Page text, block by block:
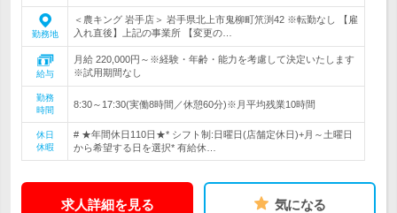
勤務地
＜農キング 岩手店＞ 岩手県北上市鬼柳町笊渕42 ※転勤なし 【雇
入れ直後】上記の事業所 【変更の…
給与
月給 220,000円～※経験・年齢・能力を考慮して決定いたします
※試用期間なし
勤務
時間
8:30～17:30(実働8時間／休憩60分)※月平均残業10時間
休日
休暇
# ★年間休日110日★* シフト制:日曜日(店舗定休日)+月～土曜日
から希望する日を選択* 有給休…
求人詳細を見る 気になる